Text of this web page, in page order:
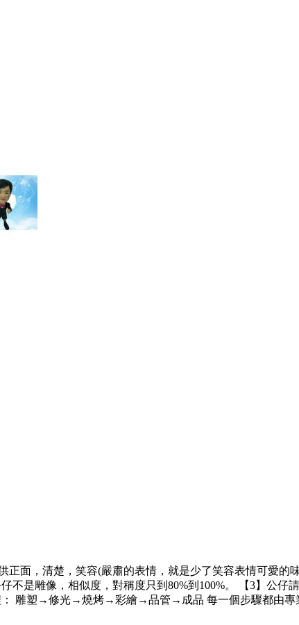
正面，清楚，笑容(嚴肅的表情，就是少了笑容表情可愛
不是雕像，相似度，對稱度只到80%到100%。 【3】公
： 雕塑→修光→燒烤→彩繪→品管→成品 每一個步驟都由專